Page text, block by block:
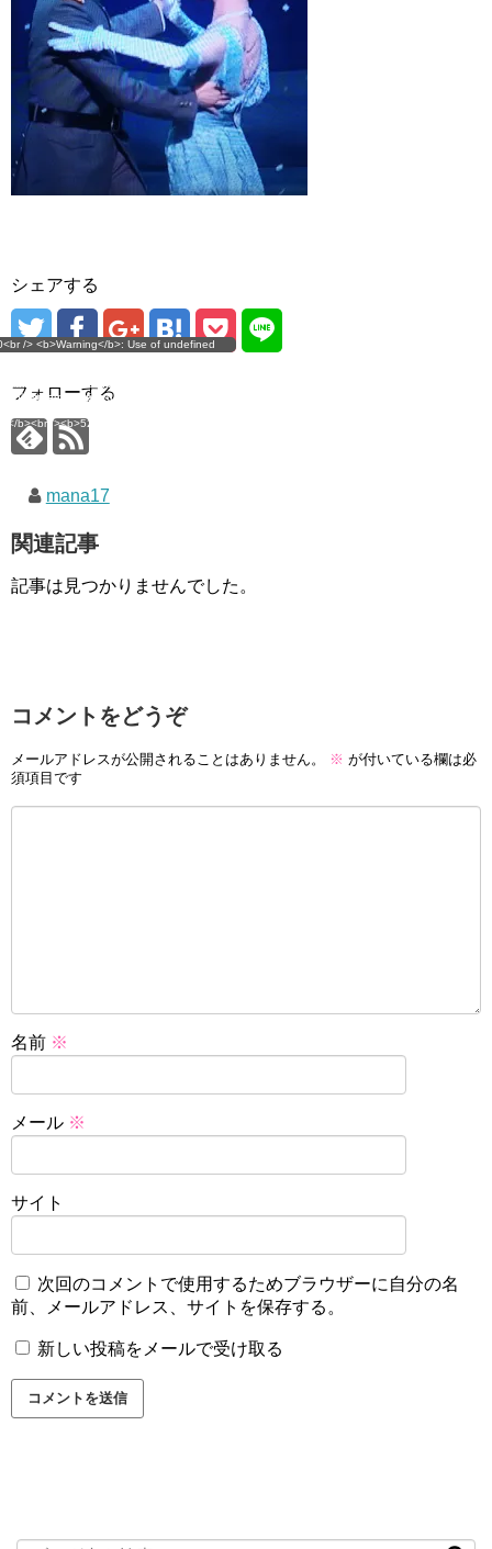
シェアする
error
b>: Use of undefined
public_html/wp-
ultimate-google-
b><br />
/> <b>Warning</b>: Use of undefined
mana17/yukimana.com/public_html/wp-
content/plugins/ultimate-google-
<b>524</b><br />
フォローする
mana17
関連記事
記事は見つかりませんでした。
コメントをどうぞ
メールアドレスが公開されることはありません。 ※ が付いている欄は必
須項目です
名前 ※
メール ※
サイト
次回のコメントで使用するためブラウザーに自分の名
前、メールアドレス、サイトを保存する。
新しい投稿をメールで受け取る